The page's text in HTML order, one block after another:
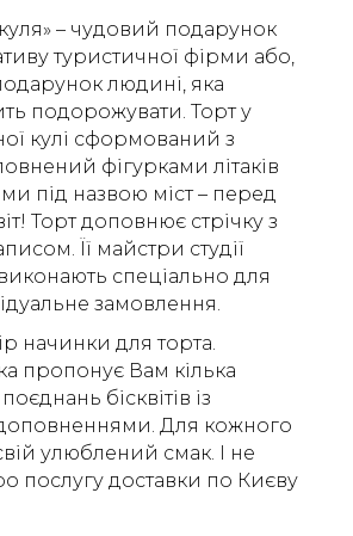
– чудовий подарунок
туристичної фірми або,
людині, яка
подорожувати. Торт у
кулі сформований з
фігурками літаків
під назвою міст – перед
Торт доповнює стрічку з
Її майстри студії
виконають спеціально для
замовлення.
начинки для торта.
пропонує Вам кілька
бісквітів із
Для кожного
улюблений смак. І не
послугу доставки по Києву